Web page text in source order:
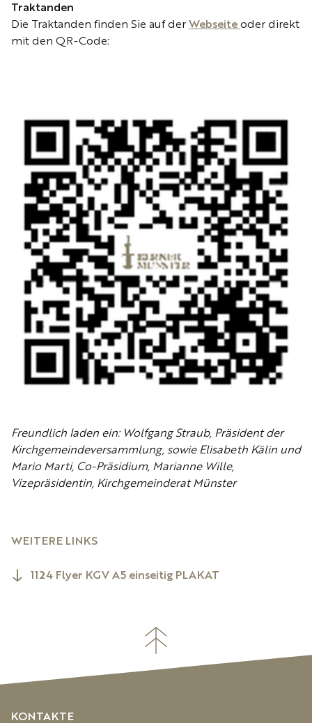
Traktanden
Die Traktanden finden Sie auf der Webseite oder direkt
mit den QR-Code:
Freundlich laden ein: Wolfgang Straub, Präsident der
Kirchgemeindeversammlung, sowie Elisabeth Kälin und
Mario Marti, Co-Präsidium, Marianne Wille,
Vizepräsidentin, Kirchgemeinderat Münster
WEITERE LINKS
1124 Flyer KGV A5 einseitig PLAKAT
KONTAKTE